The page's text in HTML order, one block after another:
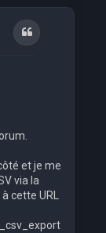
Citation
et je me
via la
cette URL